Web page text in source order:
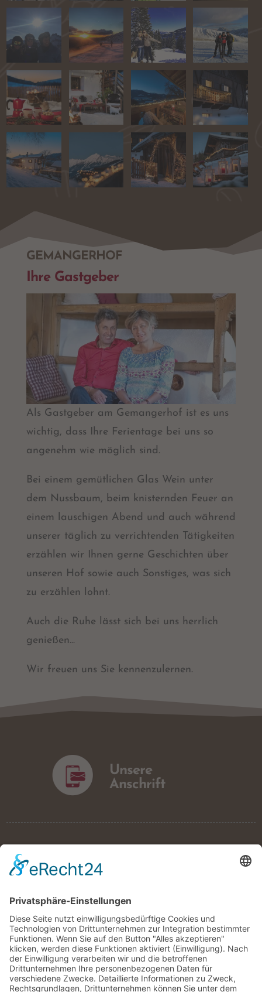
GEMANGERHOF
Ihre Gastgeber
Als Gastgeber am Gemangerhof ist es uns
wichtig, dass Ihre Ferientage bei uns so
angenehm wie möglich sind.
Bei einem gemütlichen Glas Wein unter
dem Nussbaum, beim knisternden Feuer an
einem lauschigen Abend und auch während
unserer täglich zu verrichtenden Tätigkeiten
erzählen wir Ihnen gerne Geschichten über
unseren Hof sowie auch Sonstiges, was sich
zu erzählen lohnt.
Auch die Ruhe lässt sich bei uns herrlich
genießen...
Wir freuen uns Sie kennenzulernen.
Unsere
Anschrift
Gemangerhof
39042 St. Andrä
Südtirol / Italien
Tel.:0039 0472 852125
E-Mail:info@gemangerhof.com
Web:www.gemangerhof.com